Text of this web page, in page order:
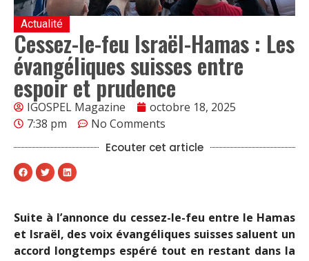
Actualité
Cessez-le-feu Israël-Hamas : Les
évangéliques suisses entre
espoir et prudence
IGOSPEL Magazine
octobre 18, 2025
7:38 pm
No Comments
Ecouter cet article
Suite à l’annonce du cessez-le-feu entre le Hamas
et Israël, des voix évangéliques suisses saluent un
accord longtemps espéré tout en restant dans la